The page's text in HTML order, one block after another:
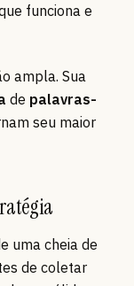
funciona e
ampla. Sua
de palavras-
seu maior
uma cheia de
de coletar